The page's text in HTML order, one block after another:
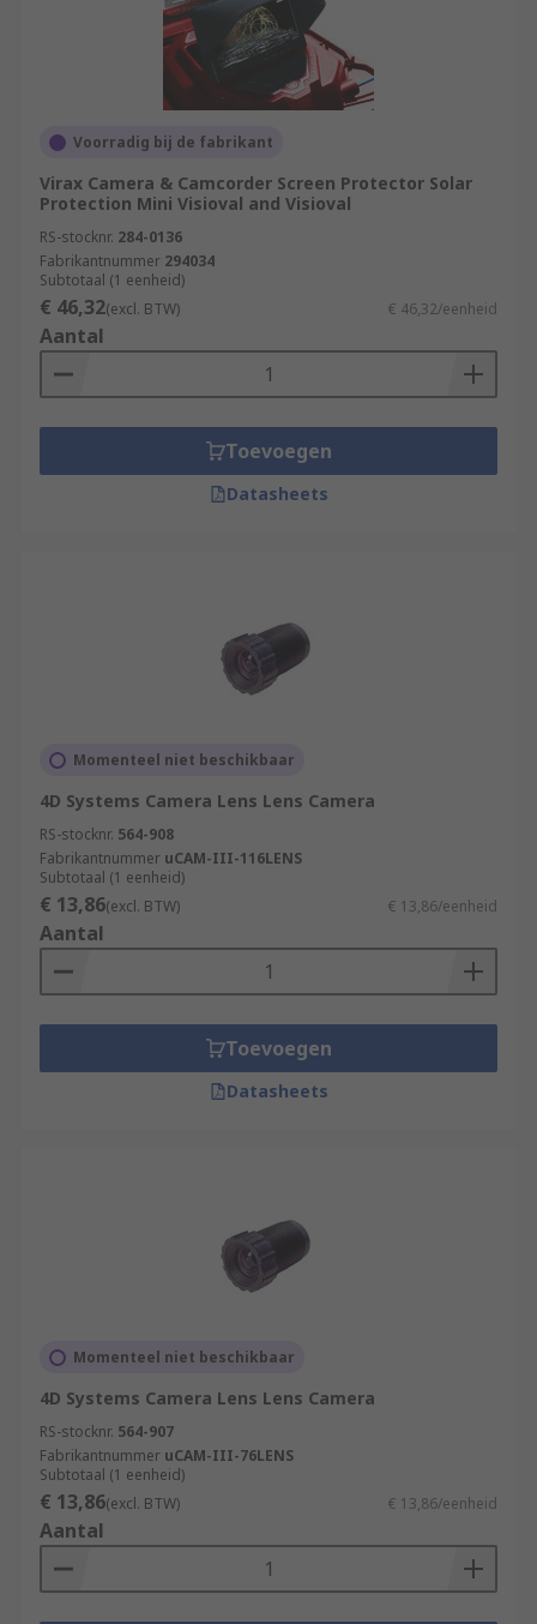
Voorradig bij de fabrikant
Virax Camera & Camcorder Screen Protector Solar
Protection Mini Visioval and Visioval
RS-stocknr. 284-0136
Fabrikantnummer 294034
Subtotaal (1 eenheid)
€ 46,32(excl. BTW) € 46,32/eenheid
Aantal
Toevoegen
Datasheets
Momenteel niet beschikbaar
4D Systems Camera Lens Lens Camera
RS-stocknr. 564-908
Fabrikantnummer uCAM-III-116LENS
Subtotaal (1 eenheid)
€ 13,86(excl. BTW) € 13,86/eenheid
Aantal
Toevoegen
Datasheets
Momenteel niet beschikbaar
4D Systems Camera Lens Lens Camera
RS-stocknr. 564-907
Fabrikantnummer uCAM-III-76LENS
Subtotaal (1 eenheid)
€ 13,86(excl. BTW) € 13,86/eenheid
Aantal